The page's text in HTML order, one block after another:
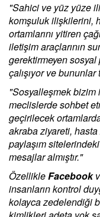
"Sahici ve yüz yüze
komşuluk ilişkilerini,
ortamlarını yitiren
iletişim araçlarının
gerektirmeyen
çalışıyor ve
"Sosyalleşmek
meclislerde sohbet
geçirilecek
akraba ziyareti,
paylaşım
mesajlar almıştır."
ÖzellikleFacebook
insanların kontrol
kolayca zedelendiği